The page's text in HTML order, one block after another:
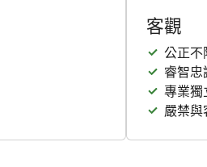
客觀
公正不
睿智忠
專業獨
嚴禁與